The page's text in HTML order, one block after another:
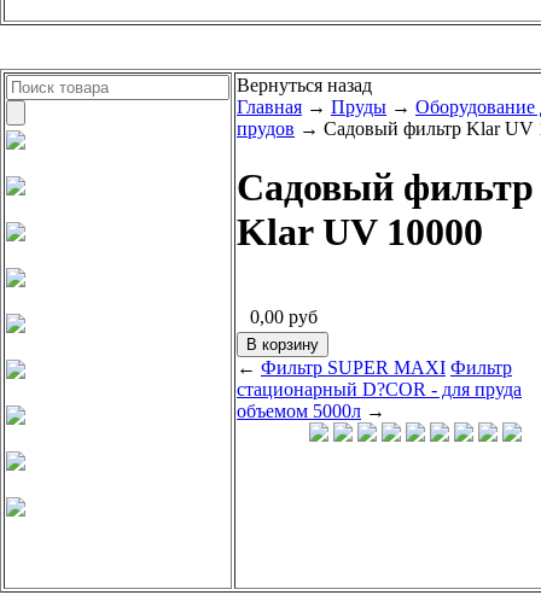
Вернуться назад
Главная → Пруды → Оборудование
прудов → Садовый фильтр Klar UV
Садовый фильтр
Klar UV 10000
0,00 руб
← Фильтр SUPER MAXI Фильтр
стационарный D?COR - для пруда
объемом 5000л →